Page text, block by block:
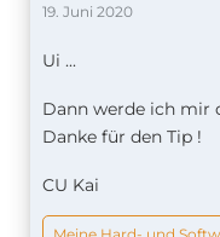
19. Juni 2020
Ui ...
Dann werde ich mir
Danke für den Tip !
CU Kai